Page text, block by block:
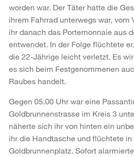
worden war. Der Täter hatte die
ihrem Fahrrad unterwegs war, vom
ihr danach das Portemonnaie aus
entwendet. In der Folge flüchtete
die 22-Jährige leicht verletzt. Es
es sich beim Festgenommenen
Raubes handelt.
Gegen 05.00 Uhr war eine
Goldbrunnenstrasse im Kreis 3
näherte sich ihr von hinten ein
ihr die Handtasche und flüchtete in
Goldbrunnenplatz. Sofort